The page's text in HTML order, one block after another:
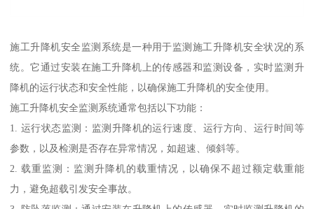
施工升降机安全监测系统是一种用于监测施工升降机安全状况的系
统。它通过安装在施工升降机上的传感器和监测设备，实时监测升
降机的运行状态和安全性能，以确保施工升降机的安全使用。
施工升降机安全监测系统通常包括以下功能：
1. 运行状态监测：监测升降机的运行速度、运行方向、运行时间等
参数，以及检测是否存在异常情况，如超速、倾斜等。
2. 载重监测：监测升降机的载重情况，以确保不超过额定载重能
力，避免超载引发安全事故。